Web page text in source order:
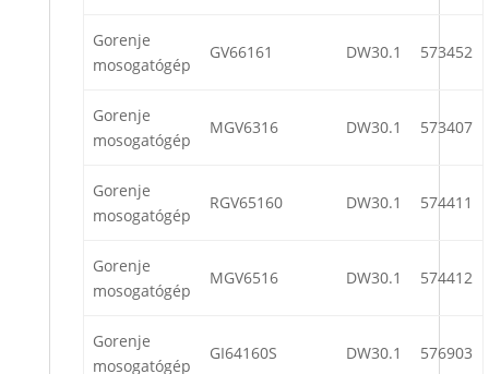
Gorenje
mosogatógép
GV66161 DW30.1 573452
Gorenje
mosogatógép
MGV6316 DW30.1 573407
Gorenje
mosogatógép
RGV65160 DW30.1 574411
Gorenje
mosogatógép
MGV6516 DW30.1 574412
Gorenje
mosogatógép
GI64160S DW30.1 576903